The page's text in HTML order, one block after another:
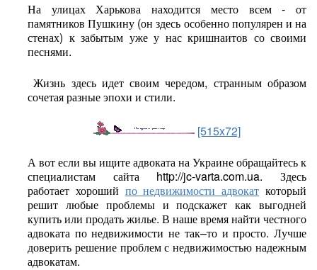
На улицах Харькова находится место всем - от
памятников Пушкину (он здесь особенно популярен и на
стенах) к забытым уже у нас кришнаитов со своими
песнями.
Жизнь здесь идет своим чередом, странным образом
сочетая разные эпохи и стили.
[515x72]
А вот если вы ищите адвоката на Украине обращайтесь к
специалистам сайта http://jc-varta.com.ua. Здесь
работает хороший по недвижимости адвокат который
решит любые проблемы и подскажет как выгодней
купить или продать жилье. В наше время найти честного
адвоката по недвижимости не так–то и просто. Лучше
доверить решение проблем с недвижимостью надежным
адвокатам.